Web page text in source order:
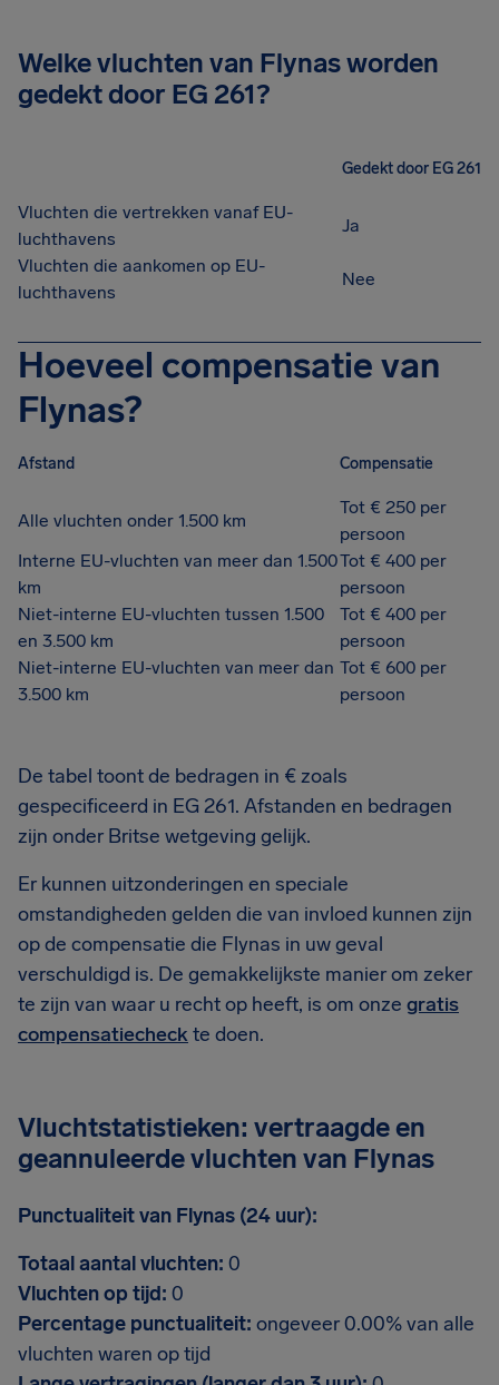
Welke vluchten van Flynas worden
gedekt door EG 261?
Gedekt door EG 261
Vluchten die vertrekken vanaf EU-
luchthavens
Ja
Vluchten die aankomen op EU-
luchthavens
Nee
Hoeveel compensatie van
Flynas?
Afstand Compensatie
Alle vluchten onder 1.500 km
Tot € 250 per
persoon
Interne EU-vluchten van meer dan 1.500
km
Tot € 400 per
persoon
Niet-interne EU-vluchten tussen 1.500
en 3.500 km
Tot € 400 per
persoon
Niet-interne EU-vluchten van meer dan
3.500 km
Tot € 600 per
persoon
De tabel toont de bedragen in € zoals
gespecificeerd in EG 261. Afstanden en bedragen
zijn onder Britse wetgeving gelijk.
Er kunnen uitzonderingen en speciale
omstandigheden gelden die van invloed kunnen zijn
op de compensatie die Flynas in uw geval
verschuldigd is. De gemakkelijkste manier om zeker
te zijn van waar u recht op heeft, is om onze gratis
compensatiecheck te doen.
Vluchtstatistieken: vertraagde en
geannuleerde vluchten van Flynas
Punctualiteit van Flynas (24 uur):
Totaal aantal vluchten: 0
Vluchten op tijd: 0
Percentage punctualiteit: ongeveer 0.00% van alle
vluchten waren op tijd